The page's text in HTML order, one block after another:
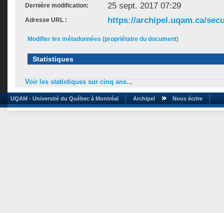
Dernière modification: 25 sept. 2017 07:29
Adresse URL : https://archipel.uqam.ca/
Modifier les métadonnées (propriétaire du document)
Statistiques
Voir les statistiques sur cinq ans...
UQAM - Université du Québec à Montréal Archipel Nous écrire